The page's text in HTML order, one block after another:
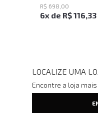
R$ 698 00
6x de R$116,33
LOCALIZE UMA
Encontre a loja